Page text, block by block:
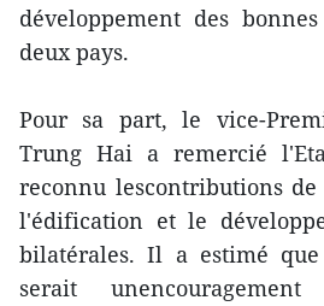
développement des
deux pays.
Pour sa part, le vice-
Trung Hai a remercié
reconnu lescontributions de
l'édification et le
bilatérales. Il a estimé que
serait